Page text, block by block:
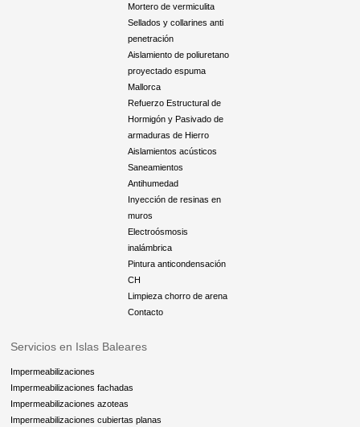
Mortero de vermiculita
Sellados y collarines anti
penetración
Aislamiento de poliuretano
proyectado espuma
Mallorca
Refuerzo Estructural de
Hormigón y Pasivado de
armaduras de Hierro
Aislamientos acústicos
Saneamientos
Antihumedad
Inyección de resinas en
muros
Electroósmosis
inalámbrica
Pintura anticondensación
CH
Limpieza chorro de arena
Contacto
Servicios en Islas Baleares
Impermeabilizaciones
Impermeabilizaciones fachadas
Impermeabilizaciones azoteas
Impermeabilizaciones cubiertas planas